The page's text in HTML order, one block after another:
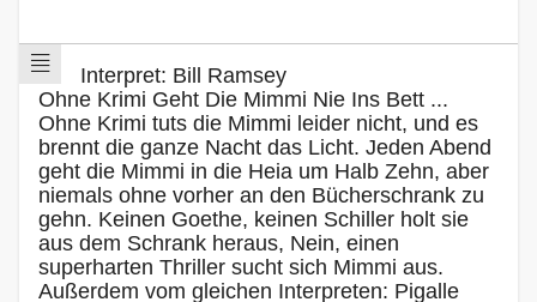
Interpret: Bill Ramsey
Ohne Krimi Geht Die Mimmi Nie Ins Bett ...
Ohne Krimi tuts die Mimmi leider nicht, und es
brennt die ganze Nacht das Licht. Jeden Abend
geht die Mimmi in die Heia um Halb Zehn, aber
niemals ohne vorher an den Bücherschrank zu
gehn. Keinen Goethe, keinen Schiller holt sie
aus dem Schrank heraus, Nein, einen
superharten Thriller sucht sich Mimmi aus.
Außerdem vom gleichen Interpreten: Pigalle